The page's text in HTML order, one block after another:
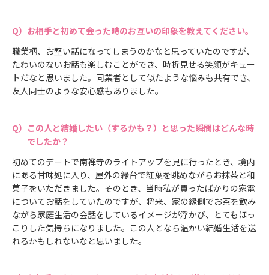
お相手と初めて会った時のお互いの印象を教えてください。
職業柄、お堅い話になってしまうのかなと思っていたのですが、
たわいのないお話も楽しむことができ、時折見せる笑顔がキュー
トだなと思いました。同業者として似たような悩みも共有でき、
友人同士のような安心感もありました。
この人と結婚したい（するかも？）と思った瞬間はどんな時
でしたか？
初めてのデートで南禅寺のライトアップを見に行ったとき、境内
にある甘味処に入り、屋外の縁台で紅葉を眺めながらお抹茶と和
菓子をいただきました。そのとき、当時私が買ったばかりの家電
についてお話をしていたのですが、将来、家の縁側でお茶を飲み
ながら家庭生活の会話をしているイメージが浮かび、とてもほっ
こりした気持ちになりました。この人となら温かい結婚生活を送
れるかもしれないなと思いました。